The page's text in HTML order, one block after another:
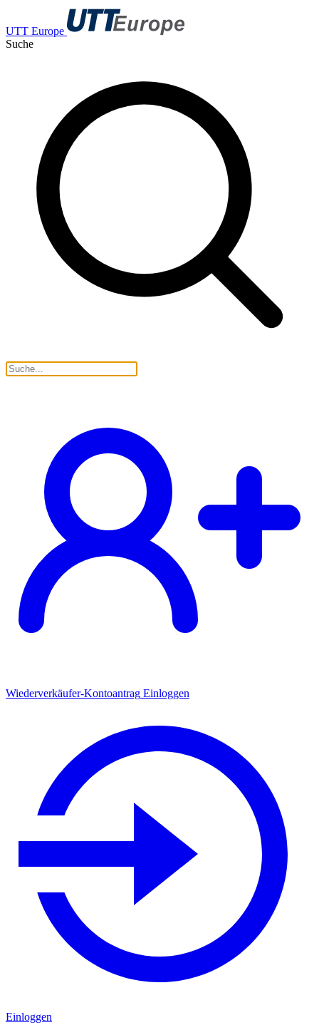
UTT Europe
Suche
Wiederverkäufer-Kontoantrag Einloggen
Einloggen